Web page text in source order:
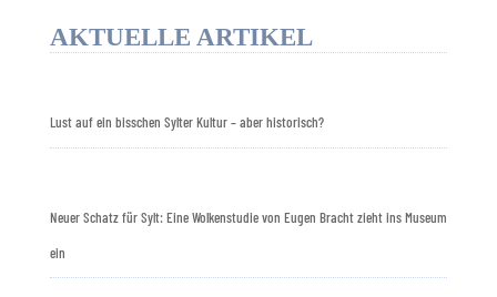
AKTUELLE ARTIKEL
Lust auf ein bisschen Sylter Kultur – aber historisch?
Neuer Schatz für Sylt: Eine Wolkenstudie von Eugen Bracht zieht ins Museum
ein